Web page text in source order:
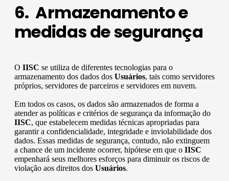
6. Armazenamento e
medidas de segurança
O IISC se utiliza de diferentes tecnologias para o
armazenamento dos dados dos Usuários, tais como servidores
próprios, servidores de parceiros e servidores em nuvem.
Em todos os casos, os dados são armazenados de forma a
atender as políticas e critérios de segurança da informação do
IISC, que estabelecem medidas técnicas apropriadas para
garantir a confidencialidade, integridade e inviolabilidade dos
dados. Essas medidas de segurança, contudo, não extinguem
a chance de um incidente ocorrer, hipótese em que o IISC
empenhará seus melhores esforços para diminuir os riscos de
violação aos direitos dos Usuários.